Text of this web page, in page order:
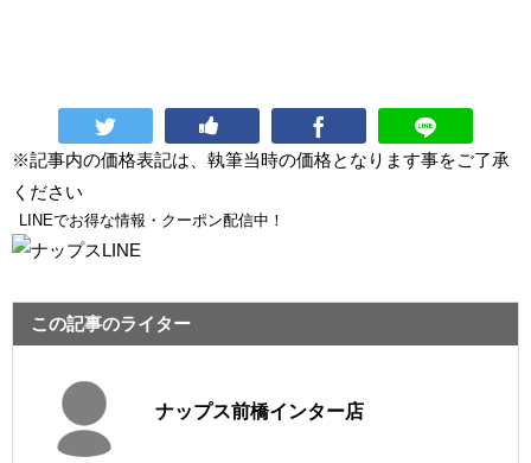
※記事内の価格表記は、執筆当時の価格となります事をご了承
ください
LINEでお得な情報・クーポン配信中！
この記事のライター
ナップス前橋インター店